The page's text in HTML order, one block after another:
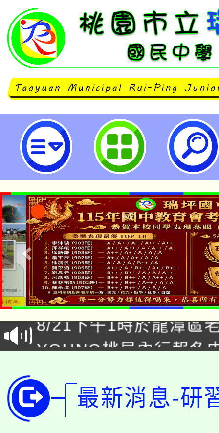
有關本市「114年度教師諮商輔導
月教師線上研習課程與實體工作坊
明，請查照。-桃園市立瑞坪國民中
「本色祭」8/29、30在
場熱烈登場!
8/21下午1時於龍潭區
徵才活動。
YOUNG桃局內行報名
開!
115年桃園市運動會8/
田徑場及游泳池舉行。
桃園市低收入戶享有免
最新消息-研